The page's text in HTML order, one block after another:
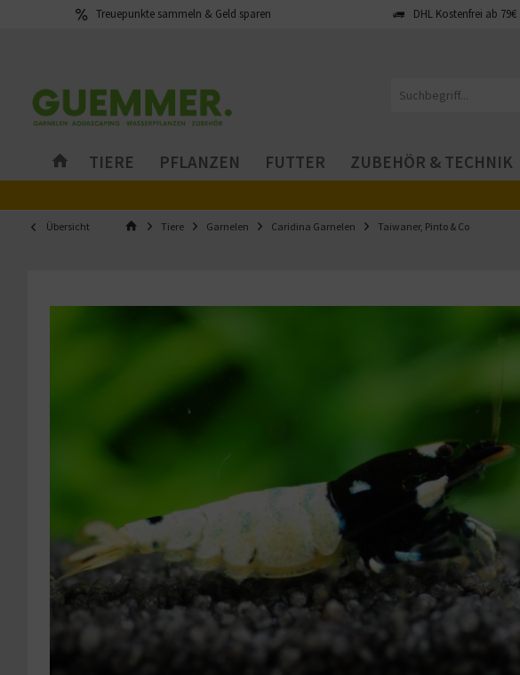
Treuepunkte sammeln & Geld sparen DHL Kostenfrei ab 79€
TIERE PFLANZEN FUTTER ZUBEHÖR & TECHNIK
Übersicht Tiere Garnelen Caridina Garnelen Taiwaner, Pinto & Co